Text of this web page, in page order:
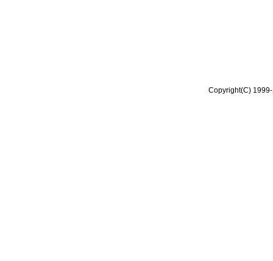
Copyright(C)